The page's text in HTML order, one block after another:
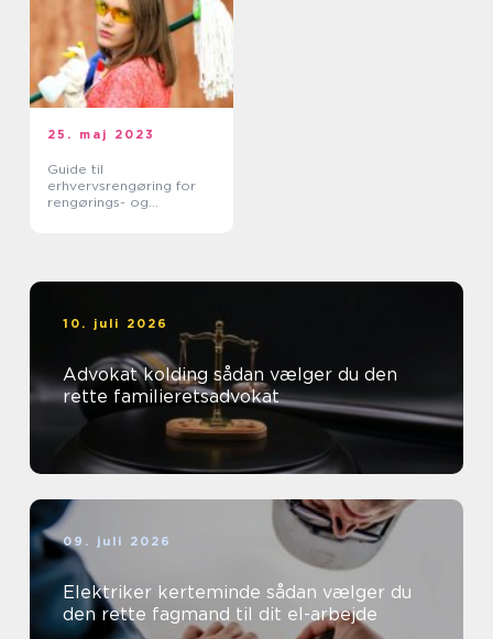
25. maj 2023
Guide til
erhvervsrengøring for
rengørings- og
10. juli 2026
Advokat kolding sådan vælger du den
rette familieretsadvokat
09. juli 2026
Elektriker kerteminde sådan vælger du
den rette fagmand til dit el-arbejde